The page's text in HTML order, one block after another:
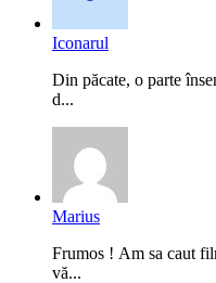
Iconarul
Din păcate, o parte
d...
Marius
Frumos ! Am sa caut
vă...